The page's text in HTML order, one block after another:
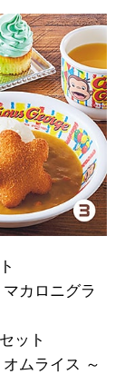
カロニグラ
ット
ムライス ～